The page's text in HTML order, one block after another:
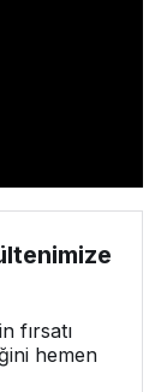
fırsatı
hemen